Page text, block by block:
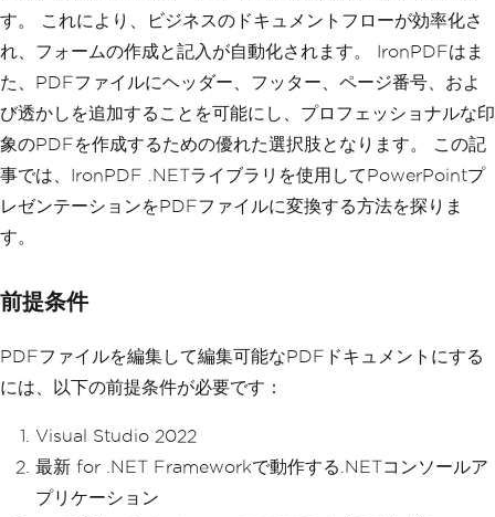
す。 これにより、ビジネスのドキュメントフローが効率化さ
れ、フォームの作成と記入が自動化されます。 IronPDFはま
た、PDFファイルにヘッダー、フッター、ページ番号、およ
び透かしを追加することを可能にし、プロフェッショナルな印
象のPDFを作成するための優れた選択肢となります。 この記
事では、IronPDF .NETライブラリを使用してPowerPointプ
レゼンテーションをPDFファイルに変換する方法を探りま
す。
前提条件
PDFファイルを編集して編集可能なPDFドキュメントにする
には、以下の前提条件が必要です：
Visual Studio 2022
最新 for .NET Frameworkで動作する.NETコンソールア
プリケーション